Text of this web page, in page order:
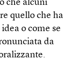
che alcuni
quello che ha
o come se
da